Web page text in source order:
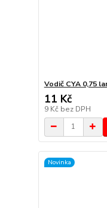
Vodič CYA 0,75
11 Kč
9 Kč bez DPH
Novinka